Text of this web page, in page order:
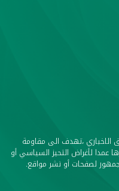
،تهدف الى مقاومة
عمدا لأغراض التحيز السياسي أو
لصفحات أو نشر مواقع.